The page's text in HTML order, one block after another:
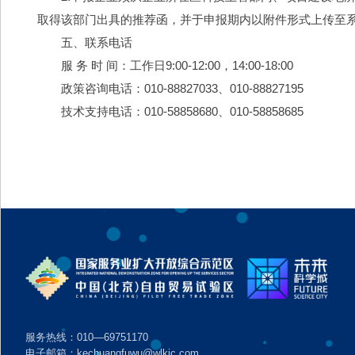
取得该部门出具的推荐函，并于申报期内以附件形式上传至
五、联系电话
服 务 时 间：工作日9:00-12:00，14:00-18:00
政策咨询电话：010-88827033、010-88827195
技术支持电话：010-58858680、010-58858685
服务热线：010—69751170